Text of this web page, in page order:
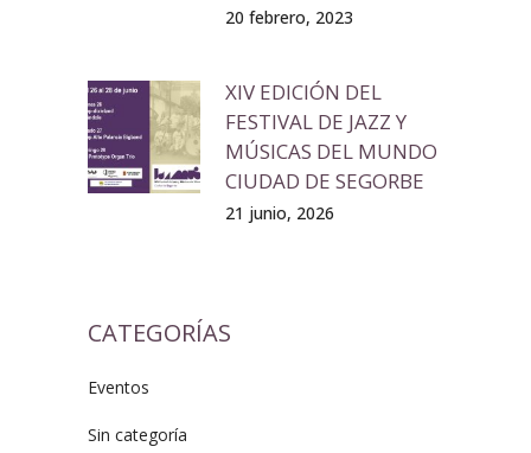
20 febrero, 2023
XIV EDICIÓN DEL
FESTIVAL DE JAZZ Y
MÚSICAS DEL MUNDO
CIUDAD DE SEGORBE
21 junio, 2026
CATEGORÍAS
Eventos
Sin categoría